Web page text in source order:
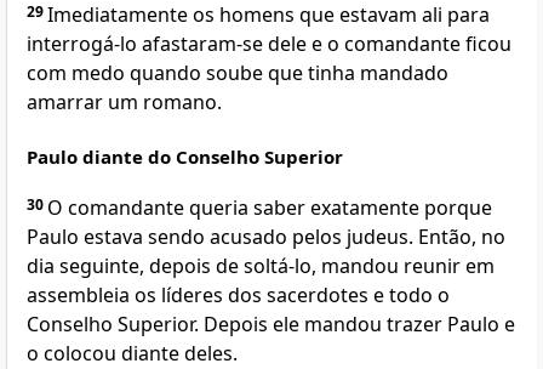
29Imediatamente os homens que estavam ali para
interrogá-lo afastaram-se dele e o comandante ficou
com medo quando soube que tinha mandado
amarrar um romano.
Paulo diante do Conselho Superior
30 O comandante queria saber exatamente porque
Paulo estava sendo acusado pelos judeus. Então, no
dia seguinte, depois de soltá-lo, mandou reunir em
assembleia os líderes dos sacerdotes e todo o
Conselho Superior. Depois ele mandou trazer Paulo e
o colocou diante deles.